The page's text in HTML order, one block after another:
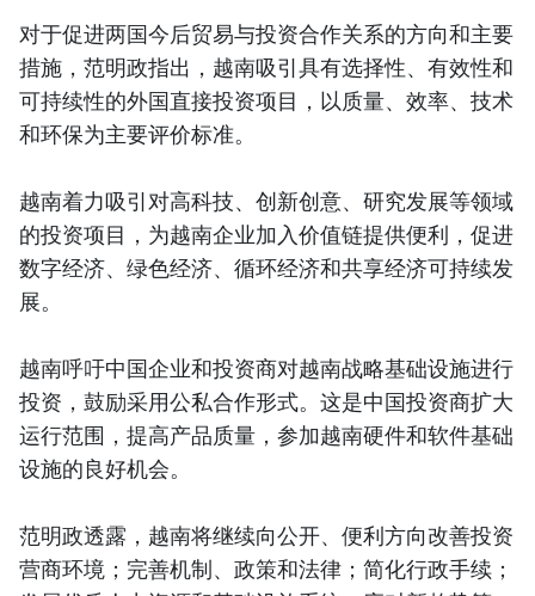
对于促进两国今后贸易与投资合作关系的方向和主要
措施，范明政指出，越南吸引具有选择性、有效性和
可持续性的外国直接投资项目，以质量、效率、技术
和环保为主要评价标准。
越南着力吸引对高科技、创新创意、研究发展等领域
的投资项目，为越南企业加入价值链提供便利，促进
数字经济、绿色经济、循环经济和共享经济可持续发
展。
越南呼吁中国企业和投资商对越南战略基础设施进行
投资，鼓励采用公私合作形式。这是中国投资商扩大
运行范围，提高产品质量，参加越南硬件和软件基础
设施的良好机会。
范明政透露，越南将继续向公开、便利方向改善投资
营商环境；完善机制、政策和法律；简化行政手续；